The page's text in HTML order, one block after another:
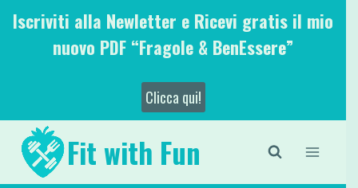
SaltaIscriviti alla Newletter e Ricevi gratis il mio
nuovo PDF “Fragole & BenEssere”
Clicca qui!
Fit with Fun